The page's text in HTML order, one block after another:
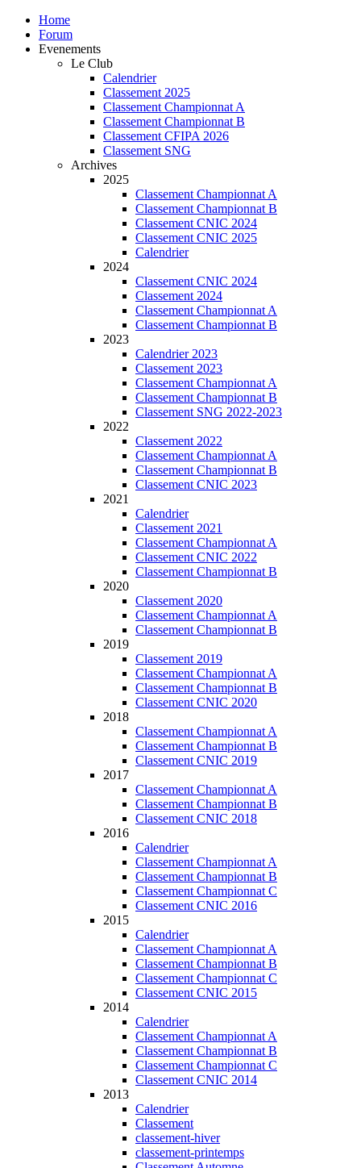
Home
Forum
Evenements
Le Club
Calendrier
Classement 2025
Classement Championnat A
Classement Championnat B
Classement CFIPA 2026
Classement SNG
Archives
2025
Classement Championnat A
Classement Championnat B
Classement CNIC 2024
Classement CNIC 2025
Calendrier
2024
Classement CNIC 2024
Classement 2024
Classement Championnat A
Classement Championnat B
2023
Calendrier 2023
Classement 2023
Classement Championnat A
Classement Championnat B
Classement SNG 2022-2023
2022
Classement 2022
Classement Championnat A
Classement Championnat B
Classement CNIC 2023
2021
Calendrier
Classement 2021
Classement Championnat A
Classement CNIC 2022
Classement Championnat B
2020
Classement 2020
Classement Championnat A
Classement Championnat B
2019
Classement 2019
Classement Championnat A
Classement Championnat B
Classement CNIC 2020
2018
Classement Championnat A
Classement Championnat B
Classement CNIC 2019
2017
Classement Championnat A
Classement Championnat B
Classement CNIC 2018
2016
Calendrier
Classement Championnat A
Classement Championnat B
Classement Championnat C
Classement CNIC 2016
2015
Calendrier
Classement Championnat A
Classement Championnat B
Classement Championnat C
Classement CNIC 2015
2014
Calendrier
Classement Championnat A
Classement Championnat B
Classement Championnat C
Classement CNIC 2014
2013
Calendrier
Classement
classement-hiver
classement-printemps